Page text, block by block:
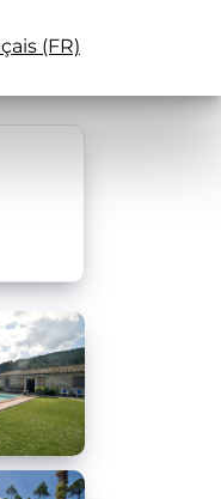
(FR)